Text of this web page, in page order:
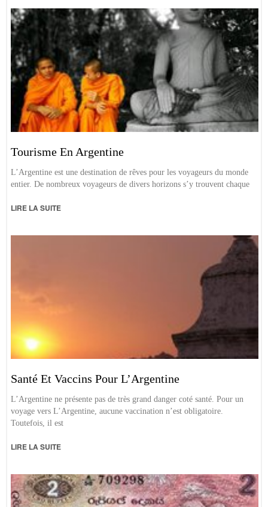
Tourisme En Argentine
L’Argentine est une destination de rêves pour les voyageurs du monde
entier. De nombreux voyageurs de divers horizons s’y trouvent chaque
LIRE LA SUITE
Santé Et Vaccins Pour L’Argentine
L’Argentine ne présente pas de très grand danger coté santé. Pour un
voyage vers L’Argentine, aucune vaccination n’est obligatoire.
Toutefois, il est
LIRE LA SUITE